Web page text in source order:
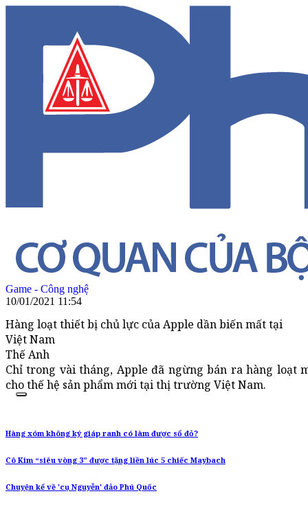
Game - Công nghệ
10/01/2021 11:54
Hàng loạt thiết bị chủ lực của Apple dần biến mất tại
Việt Nam
Thế Anh
Chỉ trong vài tháng, Apple đã ngừng bán ra hàng loạt
cho thế hệ sản phẩm mới tại thị trường Việt Nam.
Hàng xóm không ký giáp ranh có làm được sổ đỏ?
Cô Kim “siêu vòng 3” được tặng liền lúc 5 chiếc Maybach
Chuyện kể về 'cụ Nguyễn' đảo Phú Quốc